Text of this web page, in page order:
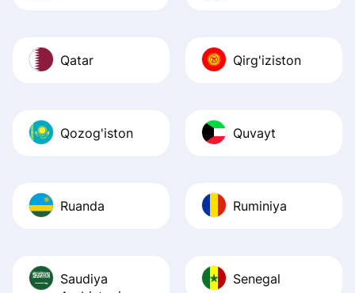
Qatar Qirg'iziston
Qozog'iston Quvayt
Ruanda Ruminiya
Saudiya
Senegal